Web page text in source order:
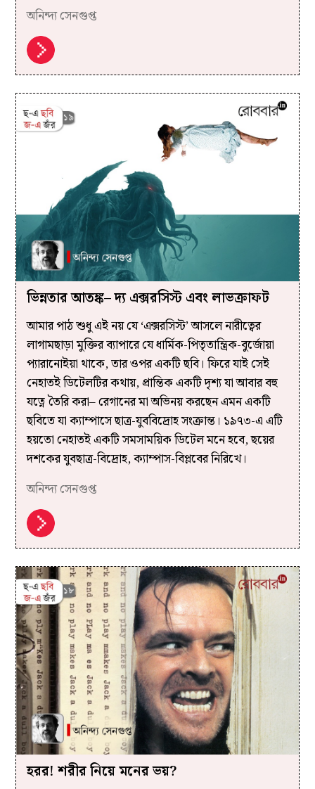
অনিন্দ্য সেনগুপ্ত
ভিন্নতার আতঙ্ক– দ্য এক্সরসিস্ট এবং লাভক্রাফট
আমার পাঠ শুধু এই নয় যে ‘এক্সরসিস্ট’ আসলে নারীত্বের
লাগামছাড়া মুক্তির ব্যাপারে যে ধার্মিক-পিতৃতান্ত্রিক-বুর্জোয়া
প্যারানোইয়া থাকে, তার ওপর একটি ছবি। ফিরে যাই সেই
নেহাতই ডিটেলটির কথায়, প্রান্তিক একটি দৃশ্য যা আবার বহু
যত্নে তৈরি করা– রেগানের মা অভিনয় করছেন এমন একটি
ছবিতে যা ক্যাম্পাসে ছাত্র-যুববিদ্রোহ সংক্রান্ত। ১৯৭৩-এ এটি
হয়তো নেহাতই একটি সমসাময়িক ডিটেল মনে হবে, ছয়ের
দশকের যুবছাত্র-বিদ্রোহ, ক্যাম্পাস-বিপ্লবের নিরিখে।
অনিন্দ্য সেনগুপ্ত
হরর! শরীর নিয়ে মনের ভয়?